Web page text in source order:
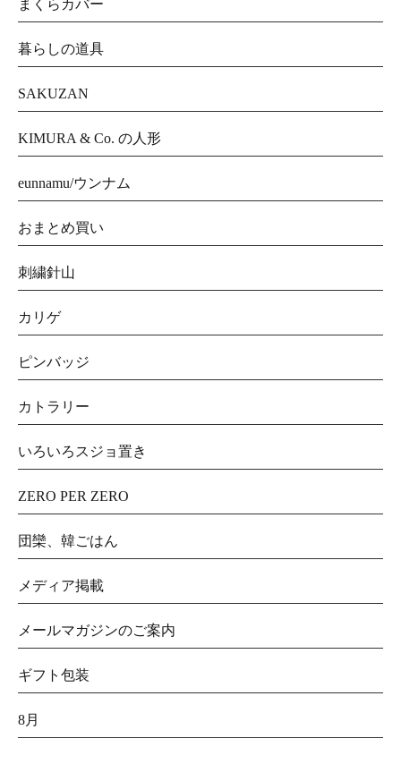
まくらカバー
暮らしの道具
SAKUZAN
KIMURA & Co. の人形
eunnamu/ウンナム
おまとめ買い
刺繍針山
カリゲ
ピンバッジ
カトラリー
いろいろスジョ置き
ZERO PER ZERO
団欒、韓ごはん
メディア掲載
メールマガジンのご案内
ギフト包装
8月